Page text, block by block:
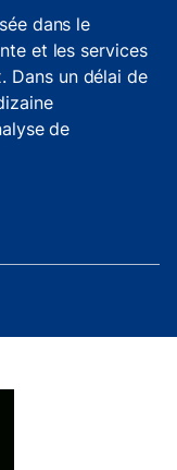
dans le
et les services
Dans un délai de
de